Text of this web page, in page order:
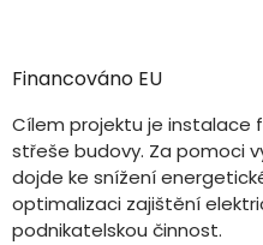
Financováno EU
Cílem projektu je instalace
střeše budovy. Za pomoci
dojde ke snížení
optimalizaci zajištění
podnikatelskou činnost.